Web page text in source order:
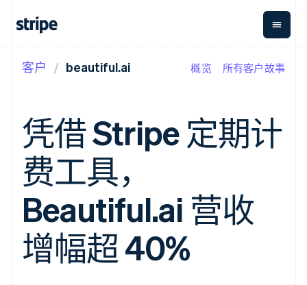
支付
在线支付
Payment links
无代码支付
Checkout
预构建支付界
Elements
灵活的 UI 组件
Payment
methods
接入 125+ 种支
营收
经常性收入
Metronome
按用量计费
订阅管理
一次性或定期
账单
销售税和增值
税自动化
资金管
Global
Payouts
平台
按企业阶段
按应用场景
加密货币
电子商务
财务自动化
全球化企业
应用内支付
文档
库与 SDK
Stripe Apps
指南
接受线上付款
构建平台或交易市场
管理订阅
提供按用量计费
学习
指南
支持
获取支持
托管支持方案
客户 beautiful.ai 概览 所有客户故事
凭借 Stripe 定期计
费工具，
Beautiful.ai 营收
增幅超 40%